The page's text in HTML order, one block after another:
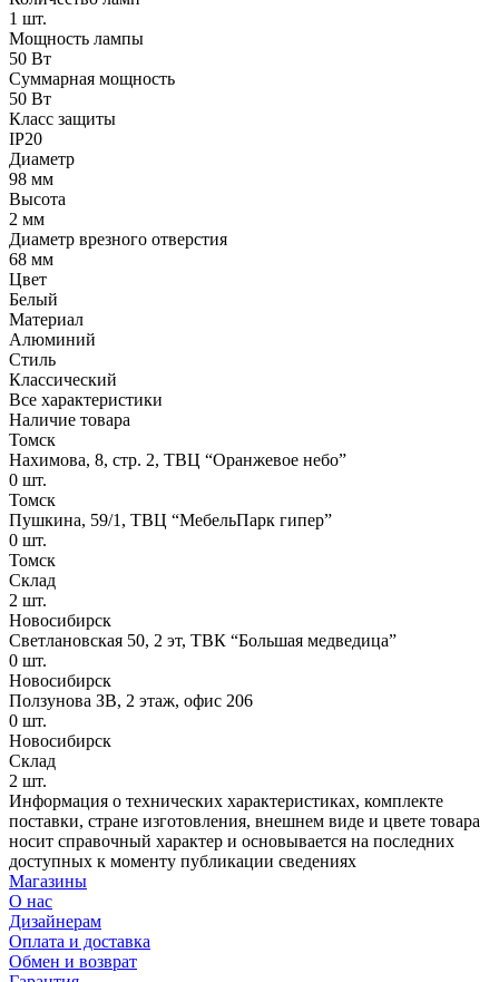
1 шт.
Мощность лампы
50 Вт
Суммарная мощность
50 Вт
Класс защиты
IP20
Диаметр
98 мм
Высота
2 мм
Диаметр врезного отверстия
68 мм
Цвет
Белый
Материал
Алюминий
Стиль
Классический
Все характеристики
Наличие товара
Томск
Нахимова, 8, стр. 2​, ТВЦ “Оранжевое небо​”
0 шт.
Томск
Пушкина, 59/1, ТВЦ “МебельПарк гипер”
0 шт.
Томск
Склад
2 шт.
Новосибирск
Светлановская 50, 2 эт, ТВК “Большая медведица”
0 шт.
Новосибирск
Ползунова ЗВ, 2 этаж, офис 206
0 шт.
Новосибирск
Склад
2 шт.
Информация о технических характеристиках, комплекте
поставки, стране изготовления, внешнем виде и цвете товара
носит справочный характер и основывается на последних
доступных к моменту публикации сведениях
Магазины
О нас
Дизайнерам
Оплата и доставка
Обмен и возврат